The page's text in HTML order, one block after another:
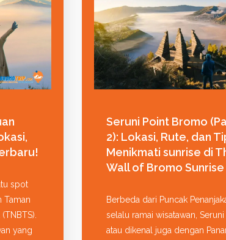
spot
Taman
yang
Seruni Point Bromo
2): Lokasi, Rute, dan
Menikmati sunrise di
Wall of Bromo Sunrise
Berbeda dari Puncak
selalu ramai wisatawan,
atau dikenal juga dengan